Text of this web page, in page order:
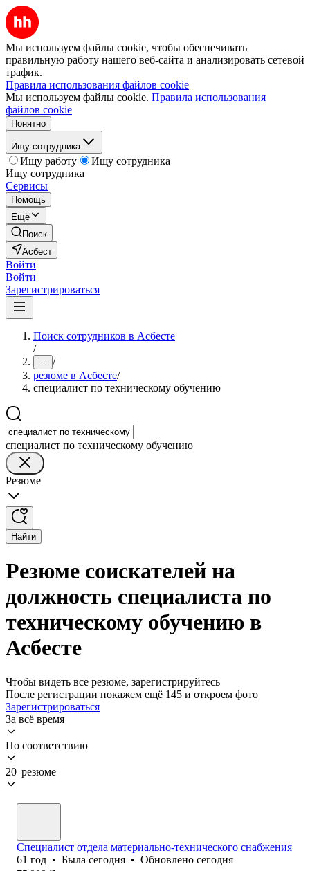
Мы используем файлы cookie, чтобы обеспечивать
правильную работу нашего веб-сайта и анализировать сетевой
трафик.
Правила использования файлов cookie
Мы используем файлы cookie. Правила использования
файлов cookie
Понятно
Ищу сотрудника
Ищу работу
Ищу сотрудника
Ищу сотрудника
Сервисы
Помощь
Ещё
Поиск
Асбест
Войти
Войти
Зарегистрироваться
Поиск сотрудников в Асбесте
/
... /
резюме в Асбесте/
специалист по техническому обучению
специалист по техническому обучению
Резюме
Найти
Резюме соискателей на
должность специалиста по
техническому обучению в
Асбесте
Чтобы видеть все резюме, зарегистрируйтесь
После регистрации покажем ещё 145 и откроем фото
Зарегистрироваться
За всё время
По соответствию
20 резюме
Специалист отдела материально-технического снабжения
61 год • Была сегодня • Обновлено сегодня